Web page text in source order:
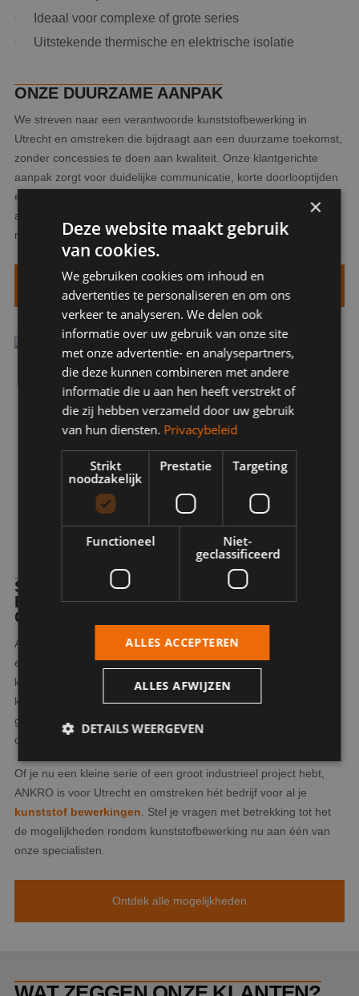
Ideaal voor complexe of grote series
Uitstekende thermische en elektrische isolatie
ONZE DUURZAME AANPAK
We streven naar een verantwoorde kunststofbewerking in
Utrecht en omstreken die bijdraagt aan een duurzame toekomst,
zonder concessies te doen aan kwaliteit. Onze klantgerichte
aanpak zorgt voor duidelijke communicatie, korte doorlooptijden
en oplossingen op maat. Of je nu een technisch ontwerp of
advies nodig hebt, wij denken met je mee en zorgen voor
nauwkeurige kunststofbewerking volgens jouw specificaties.
Bekijk meer over onze duurzaamheidsaanpak
SPECIALIST IN KUNSTSTOF
BEWERKINGEN IN UTRECHT EN
OMGEVING
Als kunststof bewerker in Utrecht onderscheidt ANKRO zich door
een combinatie van vakmanschap, moderne technologie en
klantgerichte aanpak. Wat ANKRO tot een specialist maakt in
kunststof bewerken is onze flexibele benadering, ons
geavanceerde machinepark en onze toewijding aan
duurzaamheid en kwaliteit.
Of je nu een kleine serie of een groot industrieel project hebt,
ANKRO is voor Utrecht en omstreken hét bedrijf voor al je
kunststof bewerkingen. Stel je vragen met betrekking tot het
de mogelijkheden rondom kunststofbewerking nu aan één van
onze specialisten.
Ontdek alle mogelijkheden
×
Deze website maakt gebruik
van cookies.
We gebruiken cookies om inhoud en
advertenties te personaliseren en om ons
verkeer te analyseren. We delen ook
informatie over uw gebruik van onze site
met onze advertentie- en analysepartners,
die deze kunnen combineren met andere
informatie die u aan hen heeft verstrekt of
die zij hebben verzameld door uw gebruik
van hun diensten. Privacybeleid
Strikt
noodzakelijk
Prestatie Targeting
Functioneel
Niet-
geclassificeerd
ALLES ACCEPTEREN
ALLES AFWIJZEN
DETAILS WEERGEVEN
Strikt noodzakelijk Prestatie
Targeting
Functioneel
Niet-geclassificeerd
Strikt noodzakelijke cookies maken de
kernfunctionaliteiten van de website mogelijk, zoals
website kan niet goed worden gebruikt zonder de
strikt noodzakelijke cookies.
Aanbieder/